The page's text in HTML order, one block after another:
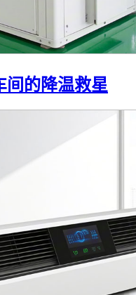
间的降温救星